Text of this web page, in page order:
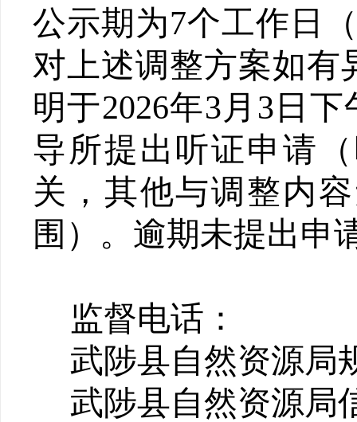
公示期为7个工作日
对上述调整方案如有
明于2026年3 月 3 日下
导所提出听证申请
关，其他与调整内
围）。逾期未提出申
监督电话：
武陟县自然资源局
武陟县自然资源局